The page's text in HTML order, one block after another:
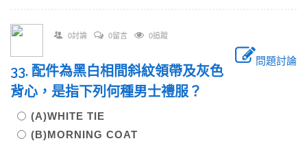
0討論 0留言 0追蹤
問題討論
33. 配件為黑白相間斜紋領帶及灰色
背心，是指下列何種男士禮服？
(A)WHITE TIE
(B)MORNING COAT